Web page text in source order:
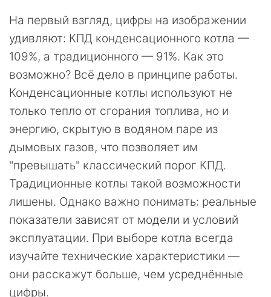
На первый взгляд, цифры на изображении
удивляют: КПД конденсационного котла —
109%, а традиционного — 91%. Как это
возможно? Всё дело в принципе работы.
Конденсационные котлы используют не
только тепло от сгорания топлива, но и
энергию, скрытую в водяном паре из
дымовых газов, что позволяет им
"превышать" классический порог КПД.
Традиционные котлы такой возможности
лишены. Однако важно понимать: реальные
показатели зависят от модели и условий
эксплуатации. При выборе котла всегда
изучайте технические характеристики —
они расскажут больше, чем усреднённые
цифры.